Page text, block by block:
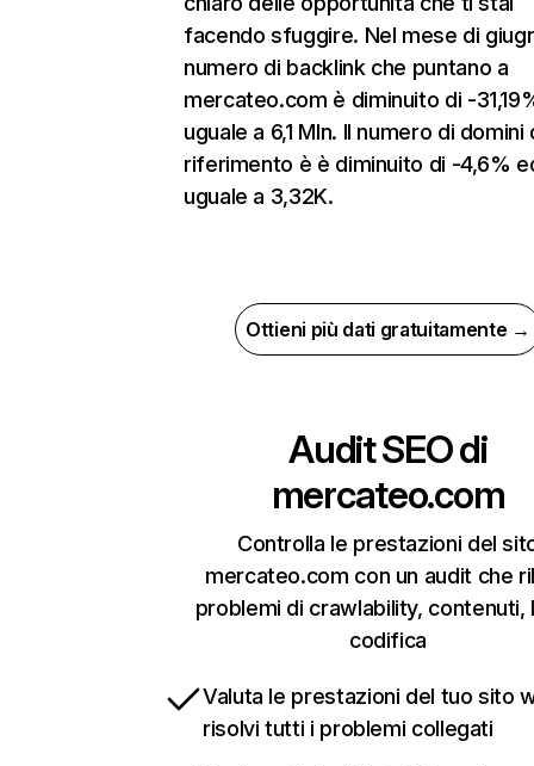
facendo sfuggire. Nel mese di
numero di backlink che puntano a
mercateo.com è diminuito di -
uguale a 6,1 Mln. Il numero di domini
riferimento è è diminuito di -4,6%
uguale a 3,32K.
Ottieni più dati gratuitamente →
Audit SEO di
mercateo.com
Controlla le prestazioni del
mercateo.com con un audit che
problemi di crawlability, contenuti,
codifica
Valuta le prestazioni del tuo sito
risolvi tutti i problemi collegati